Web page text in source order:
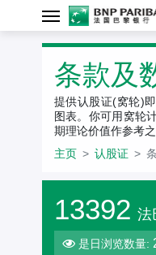
条款及
提供认股证(窝轮)
图表。你可用窝轮
期理论价值作参考之
主页
认股证
13392 法
是日浏览数量: